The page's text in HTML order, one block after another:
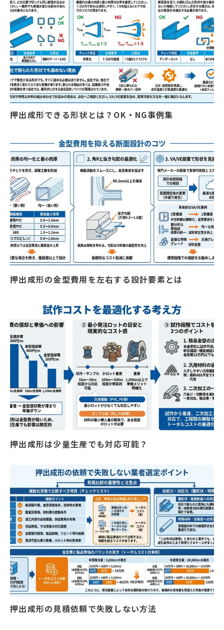
押出成形できる形状とは？OK・NG事例集
押出成形の金型費用を左右する設計要素とは
押出成形は少量生産でも対応可能？
押出成形の見積依頼で失敗しない方法